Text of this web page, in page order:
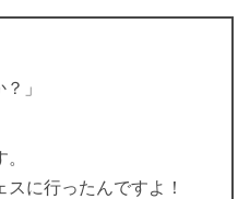
」
に行ったんですよ！